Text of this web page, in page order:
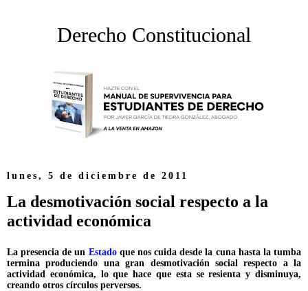
Derecho Constitucional
lunes, 5 de diciembre de 2011
La desmotivación social respecto a la
actividad económica
La presencia de un Estadoque nos cuida desde la cuna hasta la tumba
termina produciendo una gran desmotivación social respecto a la
actividad económica, lo que hace que esta se resienta y disminuya,
creando otros círculos perversos.